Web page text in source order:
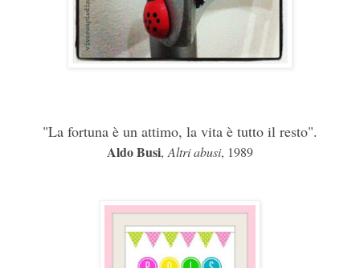
"La fortuna è un attimo, la vita è tutto il resto".
Aldo Busi, Altri abusi, 1989